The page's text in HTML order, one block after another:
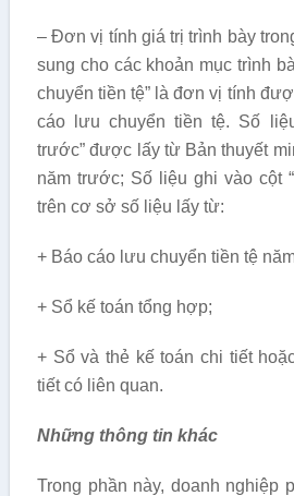
– Đơn vị tính giá trị trình bày
sung cho các khoản mục trình
chuyển tiền tệ” là đơn vị tính
cáo lưu chuyển tiền tệ. Số
trước” được lấy từ Bản thuyết
năm trước; Số liệu ghi vào cột
trên cơ sở số liệu lấy từ:
+ Báo cáo lưu chuyển tiền tệ
+ Sổ kế toán tổng hợp;
+ Sổ và thẻ kế toán chi tiết
tiết có liên quan.
Những thông tin khác
Trong phần này, doanh nghiệp